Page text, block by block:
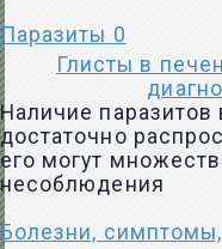
Паразиты 0
Глисты в
Наличие паразитов
достаточно
его могут
несоблюдения
Болезни,